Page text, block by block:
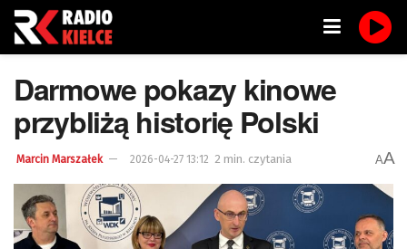
Darmowe pokazy kinowe
przybliżą historię Polski
Marcin Marszałek 2026-04-27 13:12 2 min. czytania AA